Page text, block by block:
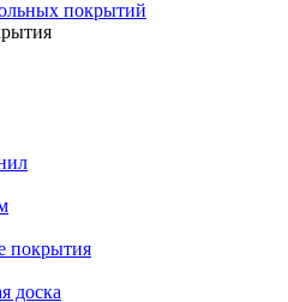
покрытия
доска